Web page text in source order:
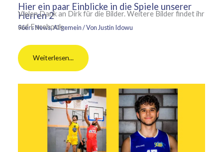
Hier ein paar Einblicke in die Spiele unserer
Herren 2
96ers News,Allgemein/ Von Justin Idowu
Vielen Dank an Dirk für die Bilder. Weitere Bilder findet ihr
auf Facebook.
Weiterlesen...